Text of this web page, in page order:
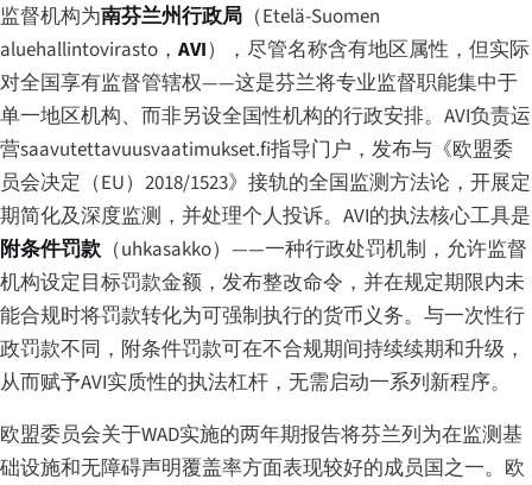
监督机构为南芬兰州行政局 （Etelä-Suomen
aluehallintovirasto ， AVI），尽管名称含有地区属性，但实际
对全国享有监督管辖权——这是芬兰将专业监督职能集中于
单一地区机构、而非另设全国性机构的行政安排。AVI负责运
营saavutettavuusvaatimukset.fi指导门户，发布与《欧盟委
员会决定（EU）2018/1523》接轨的全国监测方法论，开展定
期简化及深度监测，并处理个人投诉。AVI的执法核心工具是
附条件罚款（uhkasakko）——一种行政处罚机制，允许监督
机构设定目标罚款金额，发布整改命令，并在规定期限内未
能合规时将罚款转化为可强制执行的货币义务。与一次性行
政罚款不同，附条件罚款可在不合规期间持续续期和升级，
从而赋予AVI实质性的执法杠杆，无需启动一系列新程序。
欧盟委员会关于WAD实施的两年期报告将芬兰列为在监测基
础设施和无障碍声明覆盖率方面表现较好的成员国之一。欧